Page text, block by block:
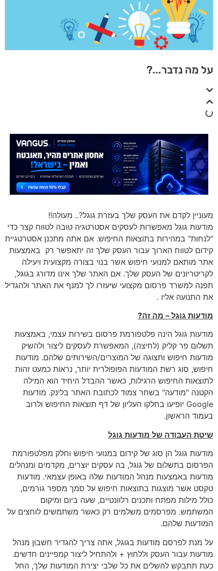
על מה נדבר...?
מעוניין לקדם את העסק שלך בעזרת גוגל?.. מעולה!!
מודעות גוגל מאפשרות לעסקים אסטרטגיה טובה לטווח קצר כדי
"לנחות" במהירות בתוצאות החיפוש. אם אתה מתכנן אסטרטגיית
קידום לטווח הארוך עבור העסק שלך זה יתאפשר רק באמצעות
אתר מותאם למנועי חיפוש אשר בנוי בצורה מקצועית ויעילה
לקריטריונים של העסק שלך. אם האתר שלך אינו מדורג בגוגל,
תפנה למשרד פרסום מקצועי שיעזרו לך למנף את האתר ולהגדיל
את התנועה אליו .
מודעות גוגל – מה זה?
מודעות גוגל הינה פלטפורמת פרסום בשירות עצמי, באמצעות
תשלום פר קליק (לחיצה), המאפשרת לעסקים ליצור ולהשיק
מודעות חיפוש ותצוגה של המוצרים/השירותים שלהם. מודעות
חיפוש, סוג רשת המודעות הפופולרית יותר, נראות כמעט זהות
לתוצאות החיפוש הרגילות, כאשר ההבדל היחיד הוא המילה
הקטנה "מודעה" בשחר צמוד לכתובת האתר בלינק. מודעות
Google יופיעו בחלקו העליון של דף תוצאות החיפוש ולרוב
בעמוד הראשון.
שיטת העבודה של מודעות גוגל
מודעות גוגל הן סוג של קידום במנועי חיפוש וחלק מפלטפורמת
הפרסום בתשלום של גוגל, בה עסקים יוצרים, מקדמים ומנהלים
מודעות באמצעות מנהל המודעות שלה באופן עצמאי. מודעות
טקסט אשר מוצגות בתוצאות חיפוש על סמך מספר גורמים,
כולל מילות מפתח ותכנים רלוונטיים, שעה ביום ומיקום
המשתמש. מפרסמים משלמים רק כאשר משתמשים לוחצים על
המודעות שלהם.
על מנת לפרסם מודעות בגוגל, אתה צריך להגדיר חשבון מנהל
מודעות עבור העסק וללחוץ + ולהתחיל ליצור קמפיינים חדשים.
כעת תתבקש להשלים את כל שלבי יצירת המודעות שלך, החל